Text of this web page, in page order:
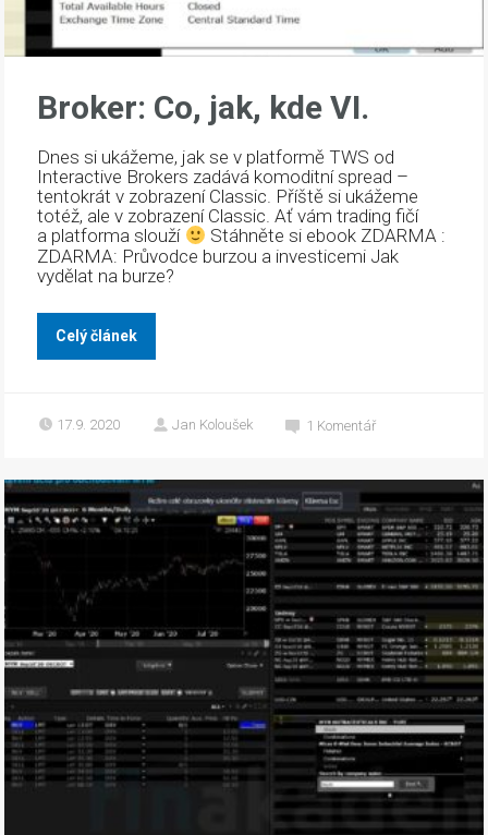
Broker: Co, jak, kde VI.
Dnes si ukážeme, jak se v platformě TWS od
Interactive Brokers zadává komoditní spread –
tentokrát v zobrazení Classic. Příště si ukážeme
totéž, ale v zobrazení Classic. Ať vám trading fičí
a platforma slouží
Stáhněte si ebook ZDARMA :
ZDARMA: Průvodce burzou a investicemi Jak
vydělat na burze?
Celý článek
17.9. 2020 Jan Koloušek 1 Komentář